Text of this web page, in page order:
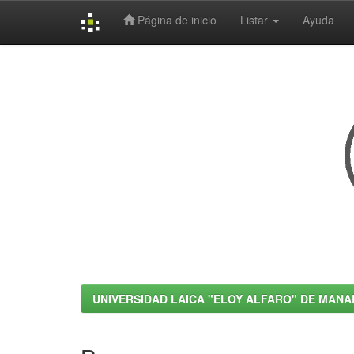
Página de inicio Listar Ayuda
UNIVERSIDAD LAICA "ELOY ALFARO" DE